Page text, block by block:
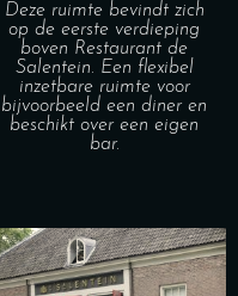
Deze ruimte bevindt zich
op de eerste verdieping
boven Restaurant de
Salentein. Een flexibel
inzetbare ruimte voor
bijvoorbeeld een diner en
beschikt over een eigen
bar.